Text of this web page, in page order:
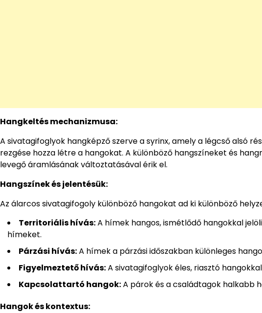
Hangkeltés mechanizmusa:
A sivatagifoglyok hangképző szerve a syrinx, amely a légcső alsó
rezgése hozza létre a hangokat. A különböző hangszíneket és
levegő áramlásának változtatásával érik el.
Hangszínek és jelentésük:
Az álarcos sivatagifogoly különböző hangokat ad ki különböző
Territoriális hívás:A hímek hangos, ismétlődő hangokkal
hímeket.
Párzási hívás:A hímek a párzási időszakban különleges
Figyelmeztető hívás:A sivatagifoglyok éles, riasztó
Kapcsolattartó hangok:A párok és a családtagok halkabb
Hangok és kontextus: